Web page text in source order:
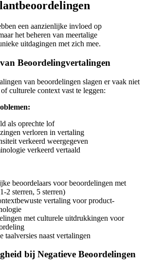
een aanzienlijke invloed op
het beheren van meertalige
uitdagingen met zich mee.
Beoordelingvertalingen
van beoordelingen slagen er vaak niet
culturele context vast te leggen:
als oprechte lof
verloren in vertaling
verkeerd weergegeven
verkeerd vertaald
beoordelaars voor beoordelingen met
2 sterren, 5 sterren)
vertaling voor product-
met culturele uitdrukkingen voor
taalversies naast vertalingen
bij Negatieve Beoordelingen